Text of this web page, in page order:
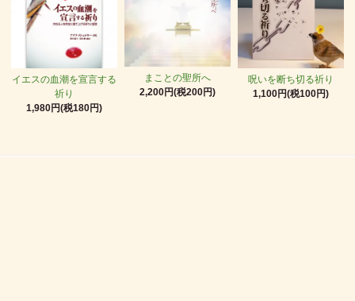
イエスの血潮を宣言する
祈り
1,980円(税180円)
まことの聖所へ
2,200円(税200円)
呪いを断ち切る祈り
1,100円(税100円)